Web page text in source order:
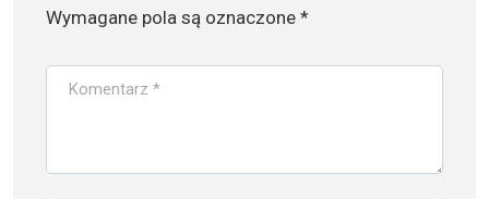
Wymagane pola są oznaczone *